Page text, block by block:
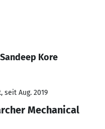
Kore
seit Aug. 2019
Mechanical